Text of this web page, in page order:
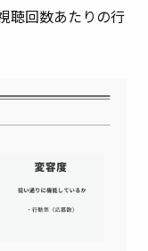
聴回数あたりの行